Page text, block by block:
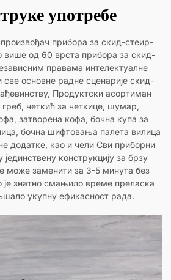
употребе
прибора за скид-стеир-
више од 60 врста прибора за скид-
правама интелектуалне
све основне радне сценарије скид-
Продуктски асортиман
греб, четкић за четкице, шумар,
затворена кофа, бочна купа за
бочна шифтовања палета вилица
додатке, као и чели Сви приборни
јединствену конструкцију за брзу
може заменити за 3-5 минута без
је знатно смањило време преласка
укупну ефикасност рада.